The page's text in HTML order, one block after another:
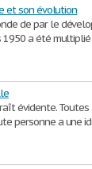
et son évolution
de par le
a été
évidente. Toutes
personne a une